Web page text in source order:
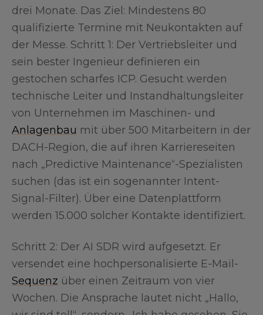
drei Monate. Das Ziel: Mindestens 80
qualifizierte Termine mit Neukontakten auf
der Messe. Schritt 1: Der Vertriebsleiter und
sein bester Ingenieur definieren ein
gestochen scharfes ICP. Gesucht werden
technische Leiter und Instandhaltungsleiter
von Unternehmen im Maschinen- und
Anlagenbau mit über 500 Mitarbeitern in der
DACH-Region, die auf ihren Karriereseiten
nach „Predictive Maintenance“-Spezialisten
suchen (das ist ein sogenannter Intent-
Signal-Filter). Über eine Datenplattform
werden 15.000 solcher Kontakte identifiziert.
Schritt 2: Der AI SDR wird aufgesetzt. Er
versendet eine hochpersonalisierte E-Mail-
Sequenz über einen Zeitraum von vier
Wochen. Die Ansprache lautet nicht „Hallo,